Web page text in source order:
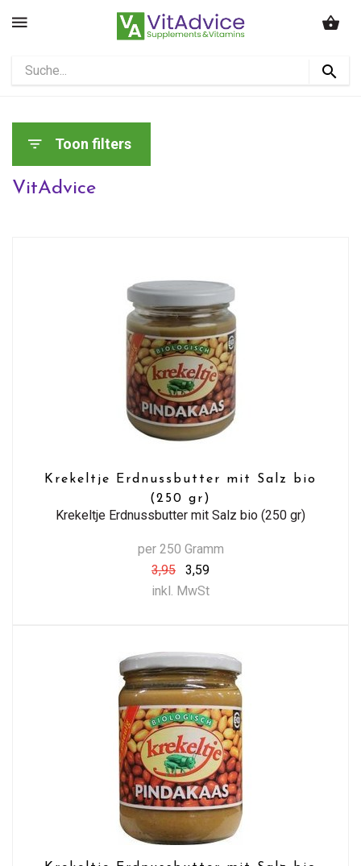
Toon filters
VitAdvice
Krekeltje Erdnussbutter mit Salz bio
(250 gr)
Krekeltje Erdnussbutter mit Salz bio (250 gr)
per 250 Gramm
3,95
3,59
inkl. MwSt